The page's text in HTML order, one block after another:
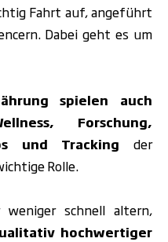
Fahrt auf, angeführt
Dabei geht es um
spielen auch
Forschung,
und Tracking der
Rolle.
schnell altern,
hochwertiger